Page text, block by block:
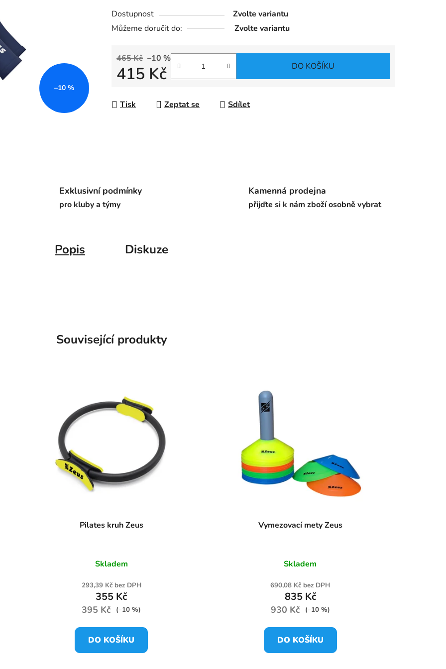
5
hvězdiček.
Dostupnost
Zvolte variantu
Můžeme doručit do:
Zvolte variantu
465 Kč –10 %
415 Kč DO KOŠÍKU
Tisk Zeptat se Sdílet
–10 %
Exklusivní podmínky
pro kluby a týmy
Kamenná prodejna
přijďte si k nám zboží osobně vybrat
Popis Diskuze
Související produkty
Pilates kruh Zeus
Skladem
293,39 Kč bez DPH
355 Kč
395 Kč (–10 %)
DO KOŠÍKU
Vymezovací mety Zeus
Skladem
690,08 Kč bez DPH
835 Kč
930 Kč (–10 %)
DO KOŠÍKU